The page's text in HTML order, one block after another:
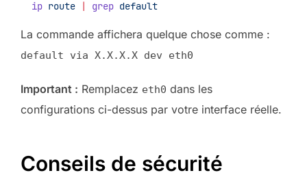
ip route | grep default
La commande affichera quelque chose comme :
default via X.X.X.X dev eth0
Important : Remplacez eth0 dans les
configurations ci-dessus par votre interface réelle.
Conseils de sécurité